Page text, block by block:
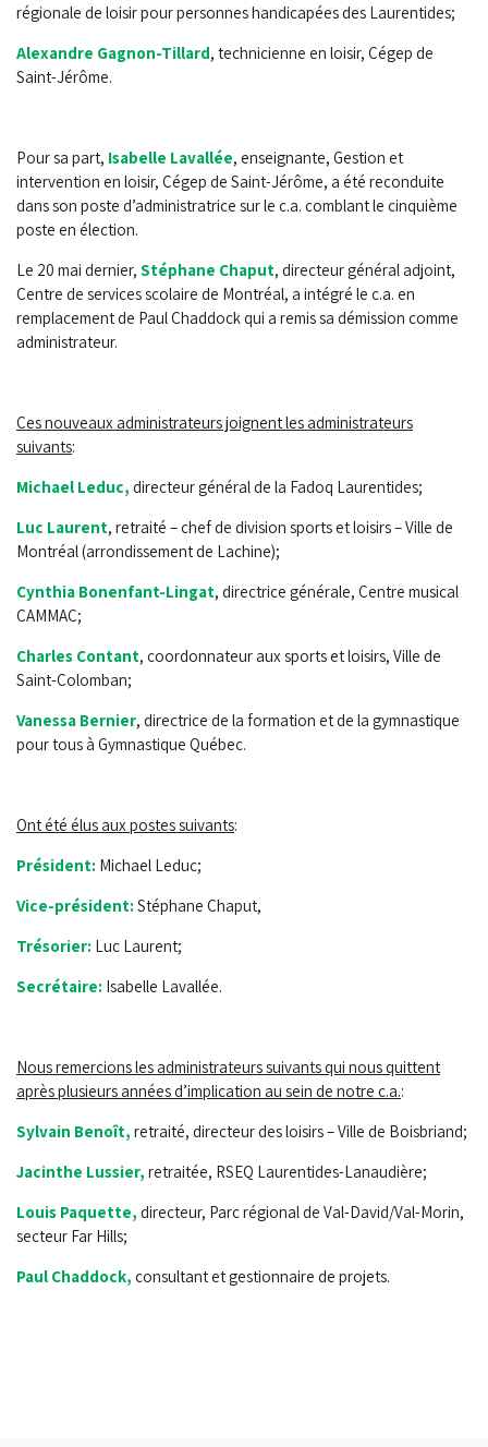
régionale de loisir pour personnes handicapées des Laurentides;
Alexandre Gagnon-Tillard, technicienne en loisir, Cégep de
Saint-Jérôme.
Pour sa part, Isabelle Lavallée, enseignante, Gestion et
intervention en loisir, Cégep de Saint-Jérôme, a été reconduite
dans son poste d’administratrice sur le c.a. comblant le cinquième
poste en élection.
Le 20 mai dernier, Stéphane Chaput, directeur général adjoint,
Centre de services scolaire de Montréal, a intégré le c.a. en
remplacement de Paul Chaddock qui a remis sa démission comme
administrateur.
Ces nouveaux administrateurs joignent les administrateurs
suivants:
Michael Leduc, directeur général de la Fadoq Laurentides;
Luc Laurent, retraité – chef de division sports et loisirs – Ville de
Montréal (arrondissement de Lachine);
Cynthia Bonenfant-Lingat, directrice générale, Centre musical
CAMMAC;
Charles Contant, coordonnateur aux sports et loisirs, Ville de
Saint-Colomban;
Vanessa Bernier, directrice de la formation et de la gymnastique
pour tous à Gymnastique Québec.
Ont été élus aux postes suivants:
Président: Michael Leduc;
Vice-président:Stéphane Chaput,
Trésorier: Luc Laurent;
Secrétaire: Isabelle Lavallée.
Nous remercions les administrateurs suivants qui nous quittent
après plusieurs années d’implication au sein de notre c.a.:
Sylvain Benoît, retraité, directeur des loisirs – Ville de Boisbriand;
Jacinthe Lussier, retraitée, RSEQ Laurentides-Lanaudière;
Louis Paquette, directeur, Parc régional de Val-David/Val-Morin,
secteur Far Hills;
Paul Chaddock, consultant et gestionnaire de projets.